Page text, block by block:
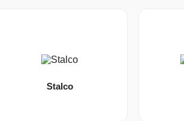
Stalco